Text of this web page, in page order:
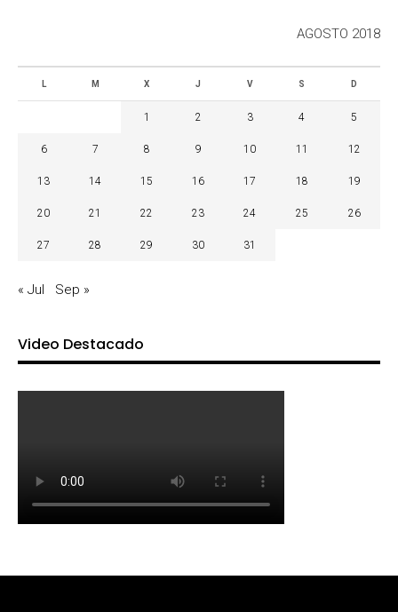
AGOSTO 2018
L M X J V S D
1 2 3 4 5
6 7 8 9 10 11 12
13 14 15 16 17 18 19
20 21 22 23 24 25 26
27 28 29 30 31
« Jul Sep »
Video Destacado